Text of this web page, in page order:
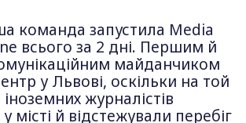
команда запустила Media
всього за 2 дні. Першим й
майданчиком
у Львові, оскільки на той
журналістів
місті й відстежували перебіг